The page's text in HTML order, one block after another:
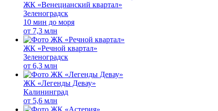
ЖК «Венецианский квартал»
Зеленоградск
10 мин до моря
от 7,3 млн
ЖК «Речной квартал»
Зеленоградск
от 6,3 млн
ЖК «Легенды Девау»
Калининград
от 5,6 млн